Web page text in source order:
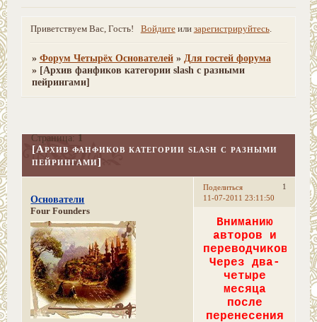
Приветствуем Вас, Гость! Войдитеили зарегистрируйтесь.
» Форум Четырёх Основателей » Для гостей форума
» [Архив фанфиков категории slash с разными
пейрингами]
[Архив фанфиков категории slash с разными
пейрингами]
Страница:1
Поделиться
1
11-07-2011 23:11:50
Основатели
Four Founders
Вниманию
авторов и
переводчиков!
Через два-
четыре
месяца
после
перенесения